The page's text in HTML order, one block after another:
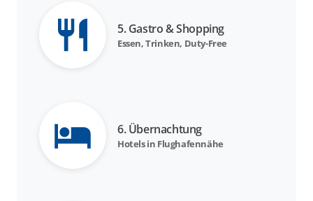
5. Gastro & Shopping
Essen, Trinken, Duty-Free
6. Übernachtung
Hotels in Flughafennähe